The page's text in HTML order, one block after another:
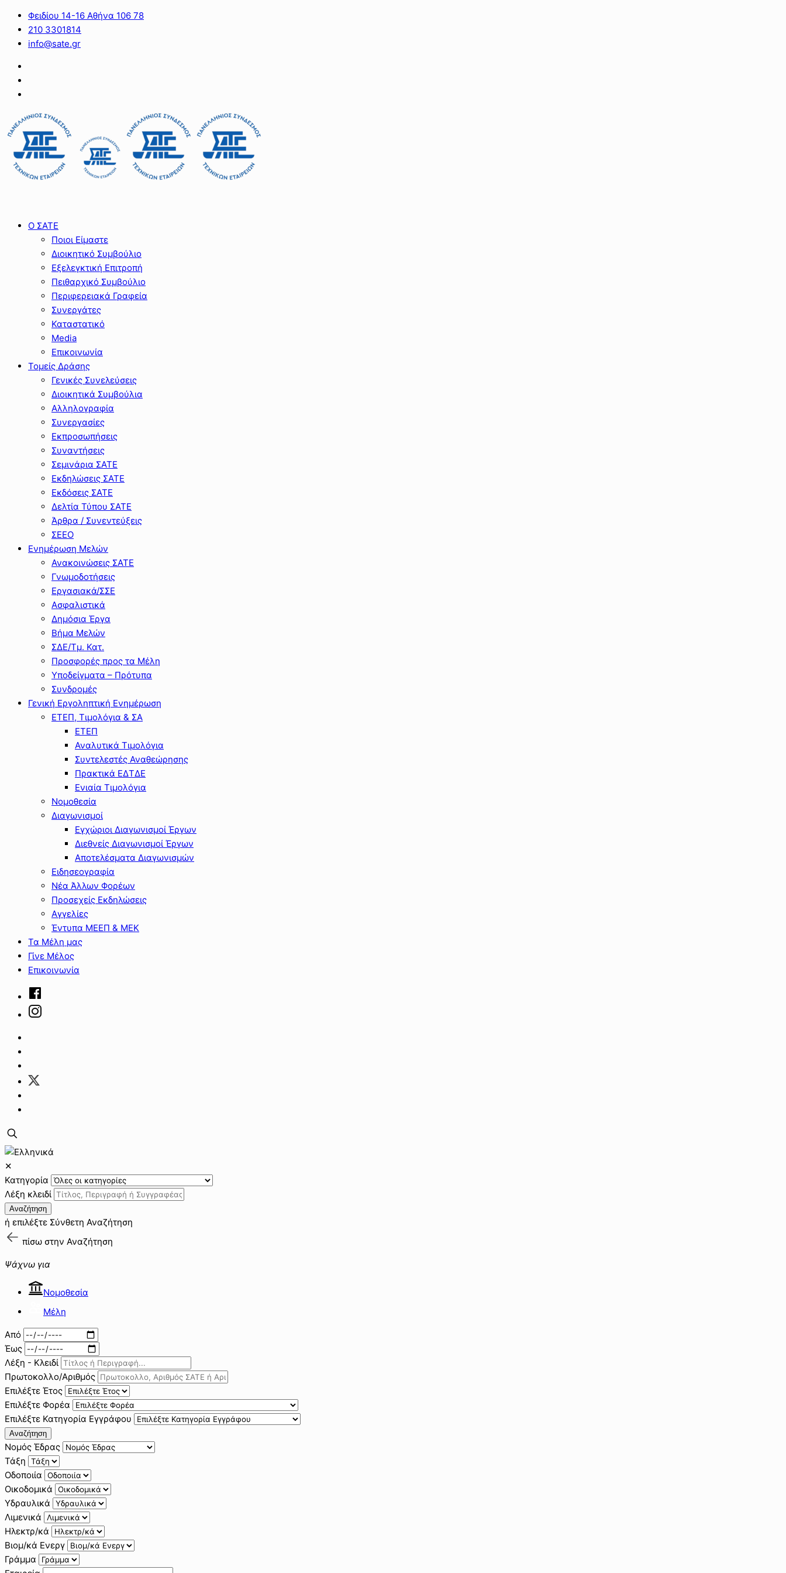
Φειδίου 14-16 Αθήνα 106 78
210 3301814
info@sate.gr
Ο ΣΑΤΕ
Ποιοι Είμαστε
Διοικητικό Συμβούλιο
Εξελεγκτική Επιτροπή
Πειθαρχικό Συμβούλιο
Περιφερειακά Γραφεία
Συνεργάτες
Καταστατικό
Media
Επικοινωνία
Τομείς Δράσης
Γενικές Συνελεύσεις
Διοικητικά Συμβούλια
Αλληλογραφία
Συνεργασίες
Εκπροσωπήσεις
Συναντήσεις
Σεμινάρια ΣΑΤΕ
Εκδηλώσεις ΣΑΤΕ
Εκδόσεις ΣΑΤΕ
Δελτία Τύπου ΣΑΤΕ
Άρθρα / Συνεντεύξεις
ΣΕΕΟ
Ενημέρωση Μελών
Ανακοινώσεις ΣΑΤΕ
Γνωμοδοτήσεις
Εργασιακά/ΣΣΕ
Ασφαλιστικά
Δημόσια Έργα
Βήμα Μελών
ΣΔΕ/Τμ. Κατ.
Προσφορές προς τα Μέλη
Υποδείγματα – Πρότυπα
Συνδρομές
Γενική Εργοληπτική Ενημέρωση
ΕΤΕΠ, Τιμολόγια & ΣΑ
ΕΤΕΠ
Αναλυτικά Τιμολόγια
Συντελεστές Αναθεώρησης
Πρακτικά ΕΔΤΔΕ
Ενιαία Τιμολόγια
Νομοθεσία
Διαγωνισμοί
Εγχώριοι Διαγωνισμοί Έργων
Διεθνείς Διαγωνισμοί Έργων
Αποτελέσματα Διαγωνισμών
Ειδησεογραφία
Νέα Άλλων Φορέων
Προσεχείς Εκδηλώσεις
Αγγελίες
Έντυπα ΜΕΕΠ & ΜΕΚ
Τα Μέλη μας
Γίνε Μέλος
Επικοινωνία
✕
Κατηγορία
Λέξη κλειδί
Αναζήτηση
ή επιλέξτε Σύνθετη Αναζήτηση
πίσω στην Αναζήτηση
Ψάχνω για
Νομοθεσία
Μέλη
Από
Έως
Λέξη - Κλειδί
Πρωτοκολλο/Αριθμός
Επιλέξτε Έτος
Επιλέξτε Φορέα
Επιλέξτε Κατηγορία Εγγράφου
Αναζήτηση
Νομός Έδρας
Τάξη
Οδοποιία
Οικοδομικά
Υδραυλικά
Λιμενικά
Ηλεκτρ/κά
Βιομ/κά Ενεργ
Γράμμα